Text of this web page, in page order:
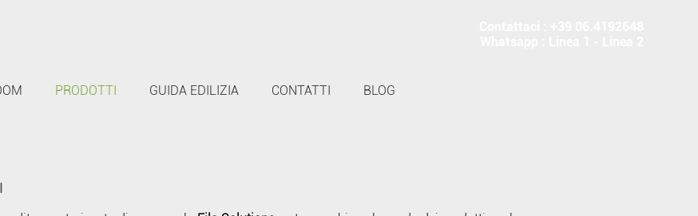
PRODOTTI GUIDA EDILIZIA CONTATTI BLOG